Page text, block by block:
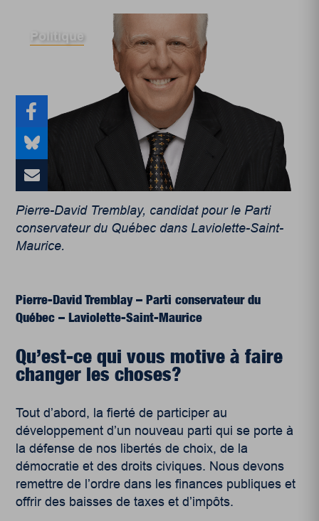
Politique
Pierre-David Tremblay, candidat pour le Parti
conservateur du Québec dans Laviolette-Saint-
Maurice.
Pierre-David Tremblay – Parti conservateur du
Québec – Laviolette-Saint-Maurice
Qu’est-ce qui vous motive à faire
changer les choses?
Tout d’abord, la fierté de participer au
développement d’un nouveau parti qui se porte à
la défense de nos libertés de choix, de la
démocratie et des droits civiques. Nous devons
remettre de l’ordre dans les finances publiques et
offrir des baisses de taxes et d’impôts.